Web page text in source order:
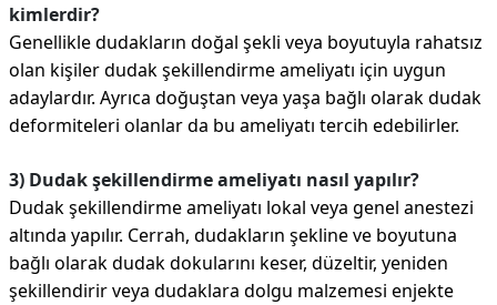
kimlerdir?
Genellikle dudakların doğal şekli veya boyutuyla rahatsız
olan kişiler dudak şekillendirme ameliyatı için uygun
adaylardır. Ayrıca doğuştan veya yaşa bağlı olarak dudak
deformiteleri olanlar da bu ameliyatı tercih edebilirler.
3) Dudak şekillendirme ameliyatı nasıl yapılır?
Dudak şekillendirme ameliyatı lokal veya genel anestezi
altında yapılır. Cerrah, dudakların şekline ve boyutuna
bağlı olarak dudak dokularını keser, düzeltir, yeniden
şekillendirir veya dudaklara dolgu malzemesi enjekte